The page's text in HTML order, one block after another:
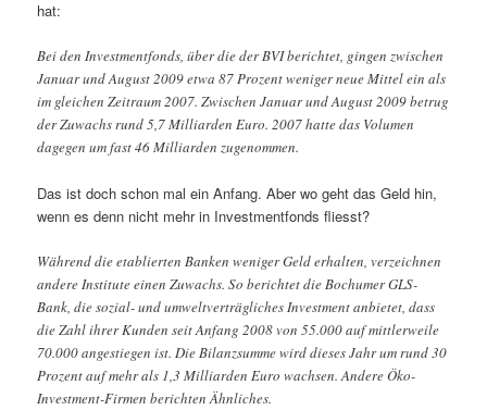
hat:
Bei den Investmentfonds, über die der BVI berichtet, gingen zwischen
Januar und August 2009 etwa 87 Prozent weniger neue Mittel ein als
im gleichen Zeitraum 2007. Zwischen Januar und August 2009 betrug
der Zuwachs rund 5,7 Milliarden Euro. 2007 hatte das Volumen
dagegen um fast 46 Milliarden zugenommen.
Das ist doch schon mal ein Anfang. Aber wo geht das Geld hin,
wenn es denn nicht mehr in Investmentfonds fliesst?
Während die etablierten Banken weniger Geld erhalten, verzeichnen
andere Institute einen Zuwachs. So berichtet die Bochumer GLS-
Bank, die sozial- und umweltverträgliches Investment anbietet, dass
die Zahl ihrer Kunden seit Anfang 2008 von 55.000 auf mittlerweile
70.000 angestiegen ist. Die Bilanzsumme wird dieses Jahr um rund 30
Prozent auf mehr als 1,3 Milliarden Euro wachsen. Andere Öko-
Investment-Firmen berichten Ähnliches.